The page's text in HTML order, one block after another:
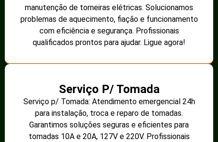
manutenção de torneiras elétricas. Solucionamos
problemas de aquecimento, fiação e funcionamento
com eficiência e segurança. Profissionais
qualificados prontos para ajudar. Ligue agora!
Serviço P/ Tomada
Serviço p/ Tomada: Atendimento emergencial 24h
para instalação, troca e reparo de tomadas.
Garantimos soluções seguras e eficientes para
tomadas 10A e 20A, 127V e 220V. Profissionais